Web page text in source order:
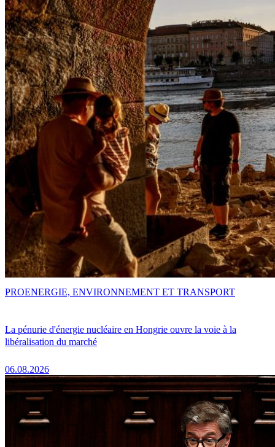
La pénurie d'énergie nucléaire en Hongrie ouvre la voie à la
libéralisation du marché
06.08.2026
PROENERGIE, ENVIRONNEMENT ET TRANSPORT